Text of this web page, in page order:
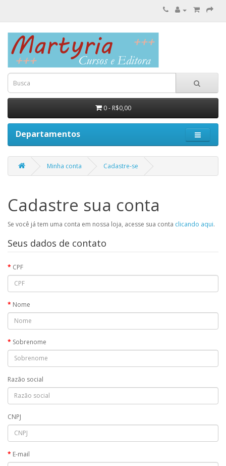
0 - R$0,00
Departamentos
Minha conta Cadastre-se
Cadastre sua conta
Se você já tem uma conta em nossa loja, acesse sua conta clicando aqui.
Seus dados de contato
CPF
Nome
Sobrenome
Razão social
CNPJ
E-mail